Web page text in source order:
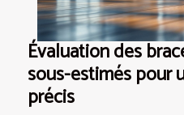
Évaluation des
sous-estimés pour
précis